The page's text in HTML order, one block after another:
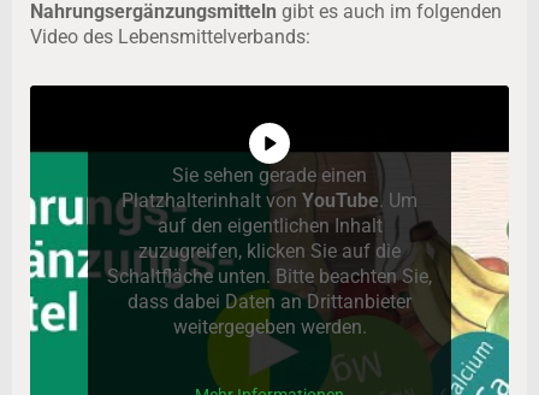
Nahrungsergänzungsmitteln gibt es auch im folgenden
Video des Lebensmittelverbands:
Sie sehen gerade einen
Platzhalterinhalt von YouTube. Um
auf den eigentlichen Inhalt
zuzugreifen, klicken Sie auf die
Schaltfläche unten. Bitte beachten Sie,
dass dabei Daten an Drittanbieter
weitergegeben werden.